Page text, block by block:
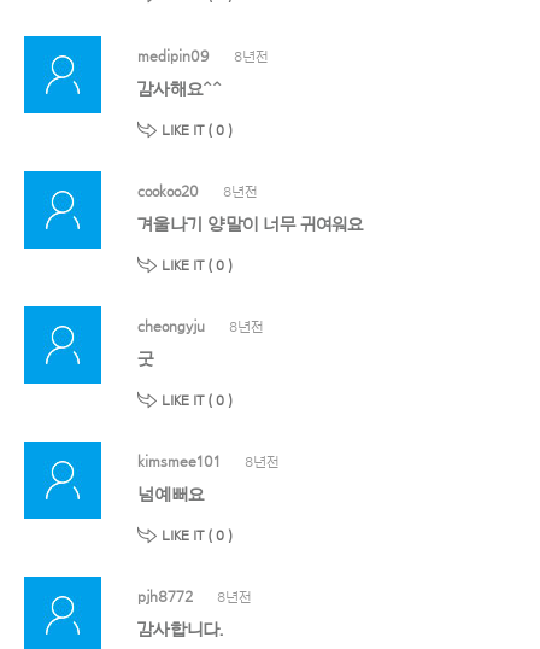
medipin09 8년전
감사해요^^
LIKE IT ( 0 )
cookoo20 8년전
겨울나기 양말이 너무 귀여워요
LIKE IT ( 0 )
cheongyju 8년전
굿
LIKE IT ( 0 )
kimsmee101 8년전
넘예뻐요
LIKE IT ( 0 )
pjh8772 8년전
감사합니다.